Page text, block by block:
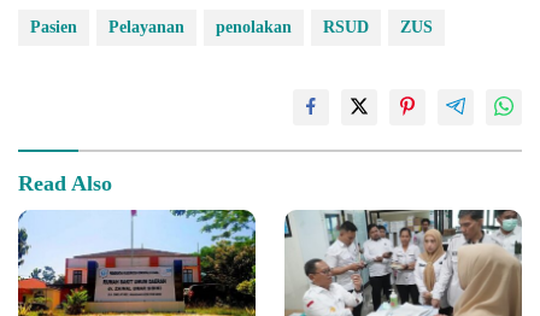
Pasien Pelayanan penolakan RSUD ZUS
Read Also